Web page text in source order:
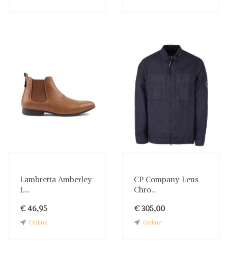
Lambretta Amberley
L...
€ 46,95
Online
CP Company Lens
Chro...
€ 305,00
Online